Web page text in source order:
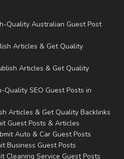
Quality Australian Guest Post
Articles & Get Quality
Articles & Get Quality
Quality SEO Guest Posts in
Articles & Get Quality Backlinks
Guest Posts & Articles
Auto & Car Guest Posts
Business Guest Posts
Cleaning Service Guest Posts